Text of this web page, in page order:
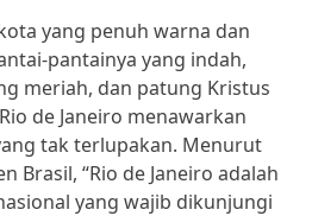
yang penuh warna dan
pantainya yang indah,
meriah, dan patung Kristus
de Janeiro menawarkan
tak terlupakan. Menurut
Brasil, “Rio de Janeiro adalah
yang wajib dikunjungi